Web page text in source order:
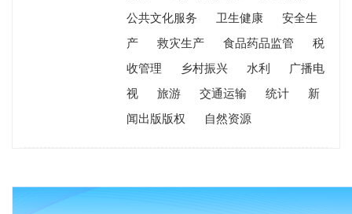
公共文化服务
卫生健康
安全生
产
救灾生产 食品药品监管
税
收管理
乡村振兴 水利
广播电
视
旅游 交通运输 统计
新
闻出版版权
自然资源